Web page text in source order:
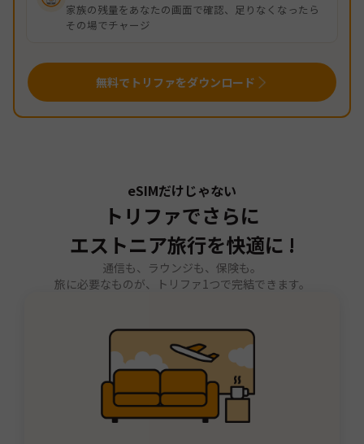
家族の残量をあなたの画面で確認、足りなくなったら
その場でチャージ
無料でトリファをダウンロード
eSIMだけじゃない
トリファでさらに
エストニア旅行を快適に !
通信も、ラウンジも、保険も。
旅に必要なものが、トリファ1つで完結できます。